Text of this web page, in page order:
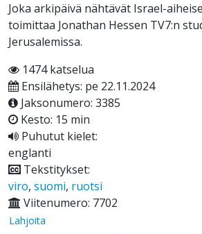
Joka arkipäivä nähtävät Israel-
toimittaa Jonathan Hessen TV7:n
Jerusalemissa.
1474 katselua
Ensilähetys: pe 22.11.2024
Jaksonumero: 3385
Kesto: 15 min
Puhutut kielet:
englanti
Tekstitykset:
viro, suomi, ruotsi
Viitenumero: 7702
Lahjoita